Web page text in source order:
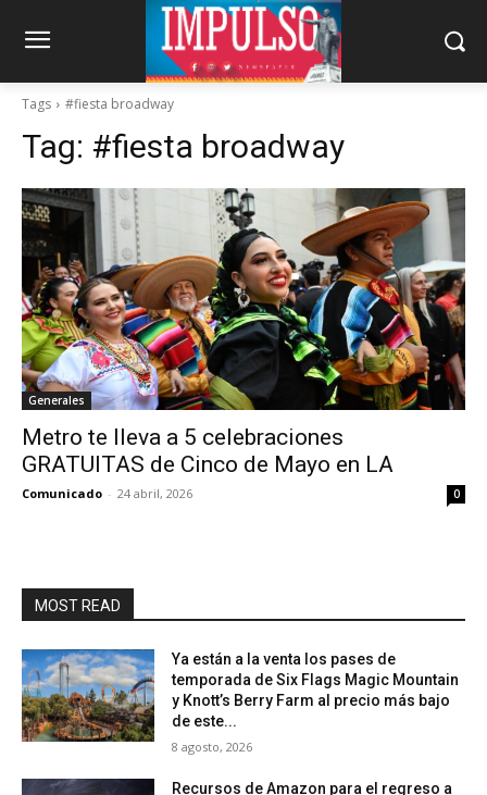
Tags #fiesta broadway
Tag: #fiesta broadway
Generales
Metro te lleva a 5 celebraciones
GRATUITAS de Cinco de Mayo en LA
Comunicado - 24 abril, 2026 0
MOST READ
Ya están a la venta los pases de
temporada de Six Flags Magic Mountain
y Knott’s Berry Farm al precio más bajo
de este...
8 agosto, 2026
Recursos de Amazon para el regreso a